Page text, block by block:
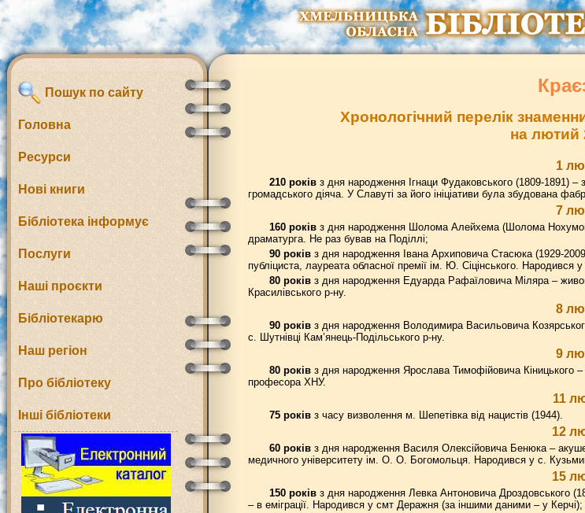
Пошук по сайту
Головна
Ресурси
Нові книги
Бібліотека інформує
Послуги
Наші проєкти
Бібліотекарю
Наш регіон
Про бібліотеку
Інші бібліотеки
Хронологічний перелік
на лютий
1
210 роківз дня народження Ігнаци Фудаковського (1809-1891) –
громадського діяча. У Славуті за його ініціативи була збудована
7
160 роківз дня народження Шолома Алейхема (Шолома
драматурга. Не раз бував на Поділлі;
90 роківз дня народження Івана Архиповича Стасюка (1929-
публіциста, лауреата обласної премії ім. Ю. Сіцінського. Народився
80 роківз дня народження Едуарда Рафаїловича Міляра –
Красилівського р-ну.
8
90 роківз дня народження Володимира Васильовича
с. Шутнівці Кам’янець-Подільського р-ну.
9
80 роківз дня народження Ярослава Тимофійовича Кіницького –
професора ХНУ.
11
75 роківз часу визволення м. Шепетівка від нацистів (1944).
12
60 роківз дня народження Василя Олексійовича Бенюка –
медичного університету ім. О. О. Богомольця. Народився у с.
15
150 роківз дня народження Левка Антоновича Дроздовського
– в еміграції. Народився у смт Деражня (за іншими даними – у Керчі);